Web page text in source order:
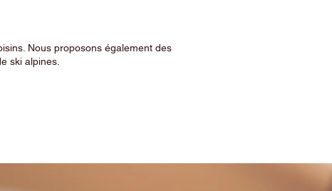
Nous proposons également des
ski alpines.